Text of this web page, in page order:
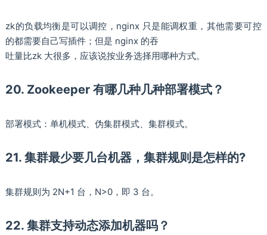
zk的负载均衡是可以调控，nginx 只是能调权重，其他需要可控
的都需要自己写插件；但是 nginx 的吞
吐量比zk 大很多，应该说按业务选择用哪种方式。
20. Zookeeper 有哪几种几种部署模式？
部署模式：单机模式、伪集群模式、集群模式。
21. 集群最少要几台机器，集群规则是怎样的?
集群规则为 2N+1 台，N>0，即 3 台。
22. 集群支持动态添加机器吗？